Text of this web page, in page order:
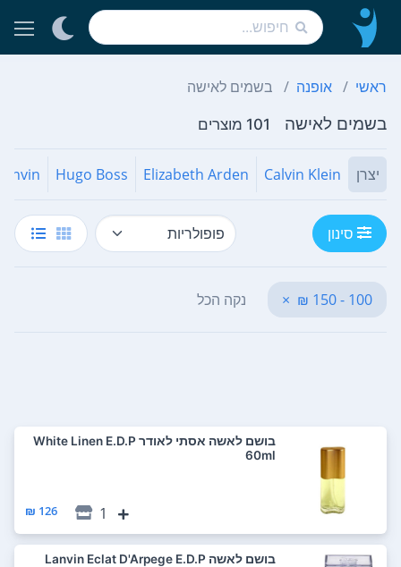
ראשי אופנה בשמים לאישה
בשמים לאישה 101 מוצרים
יצרן Calvin Klein
Elizabeth Arden
Hugo Boss
סינון
100 - 150 ₪
× נקה הכל
בושם לאשה אסתי לאודר White Linen E.D.P
60ml
1
126 ₪
בושם לאשה Lanvin Eclat D'Arpege E.D.P